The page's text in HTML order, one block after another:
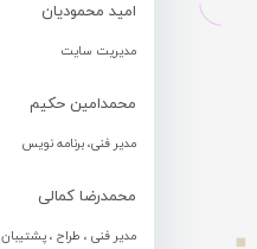
امید محمودیان
مدیریت سایت
محمدامین حکیم
مدیر فنی، برنامه نویس
محمدرضا کمالی
مدیر فنی ، طراح ، پشتیبان